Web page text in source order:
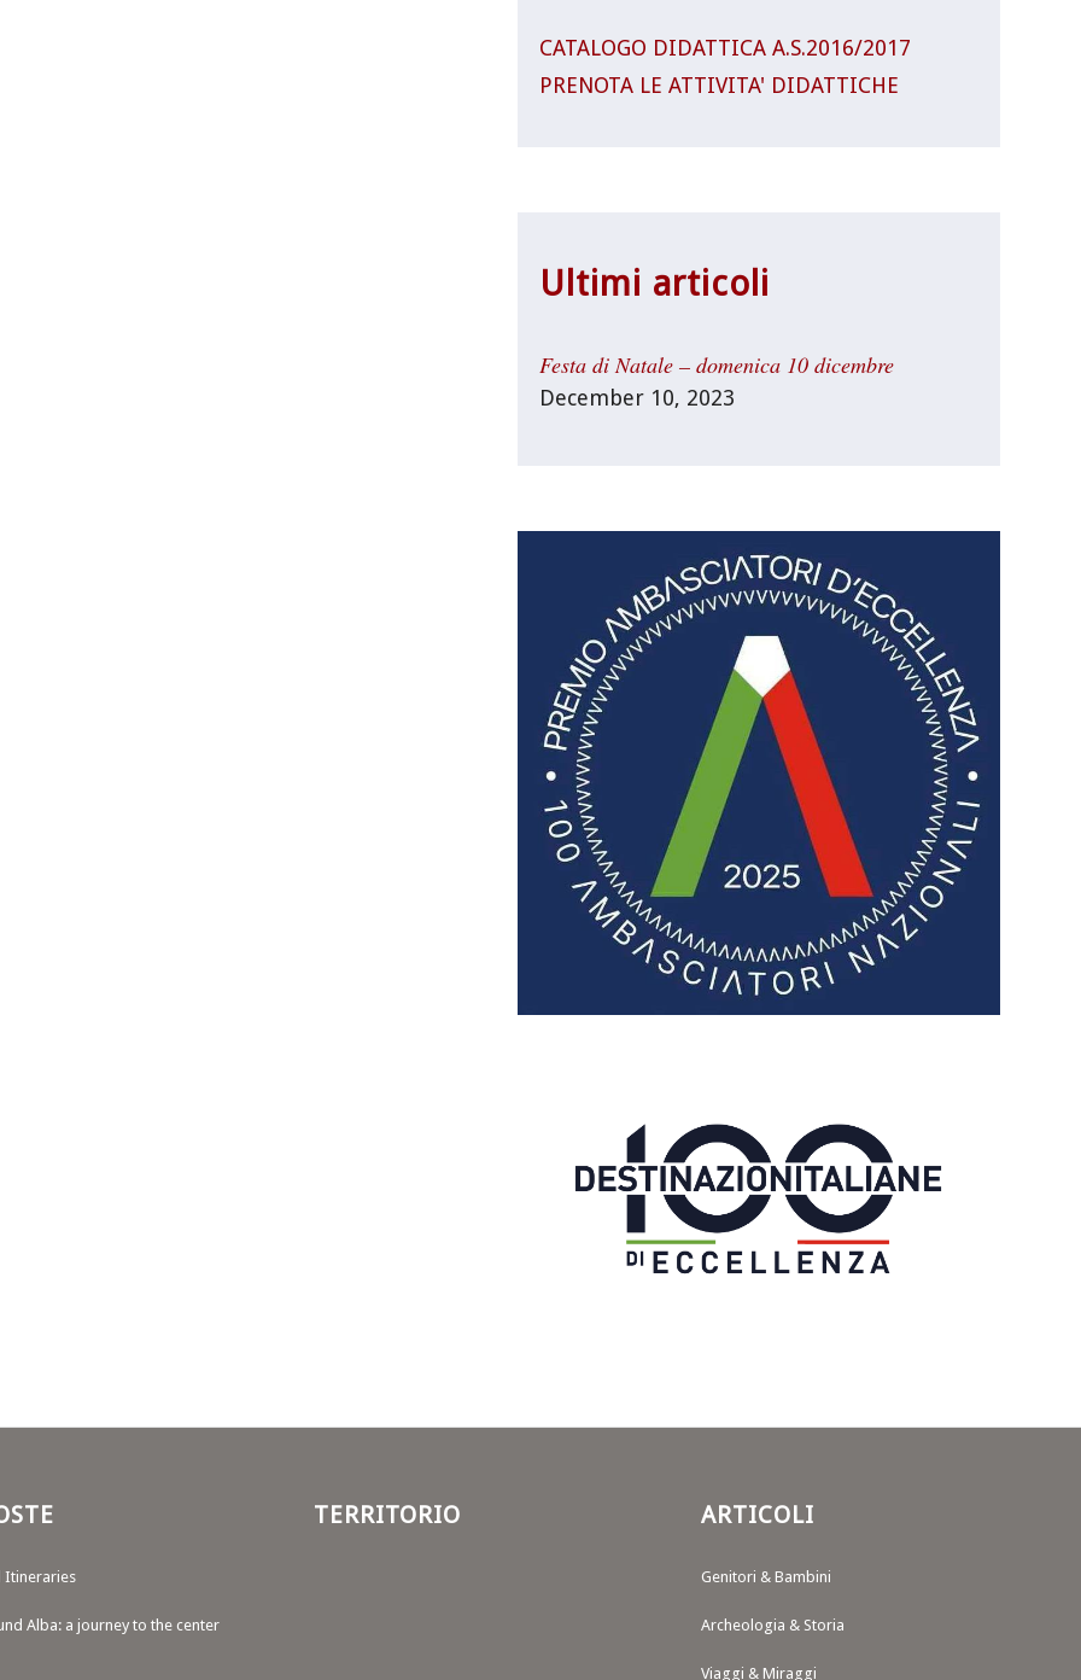
CATALOGO DIDATTICA A.S.2016/2017
PRENOTA LE ATTIVITA' DIDATTICHE
Ultimi articoli
Festa di Natale – domenica 10 dicembre
December 10, 2023
Itineraries
Alba: a journey to the center
TERRITORIO ARTICOLI
Genitori & Bambini
Archeologia & Storia
Viaggi & Miraggi